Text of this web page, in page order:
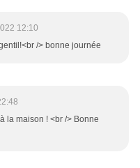
12:10
/> bonne journée
la maison ! <br /> Bonne